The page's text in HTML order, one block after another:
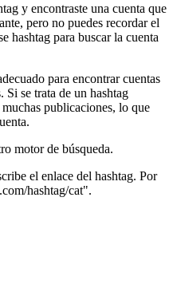
y encontraste una cuenta que
pero no puedes recordar el
hashtag para buscar la cuenta
para encontrar cuentas
Si se trata de un hashtag
publicaciones, lo que
motor de búsqueda.
el enlace del hashtag. Por
hashtag/cat".